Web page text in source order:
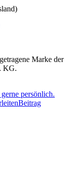
Marke der
KG.
persönlich.
Beitrag